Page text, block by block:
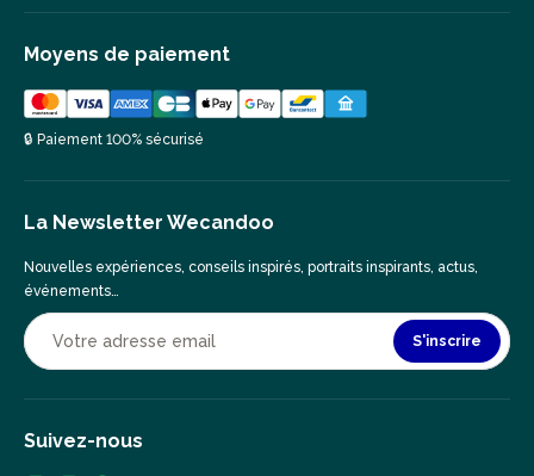
Moyens de paiement
🔒 Paiement 100% sécurisé
La Newsletter Wecandoo
Nouvelles expériences, conseils inspirés, portraits inspirants, actus,
événements…
S'inscrire
Suivez-nous